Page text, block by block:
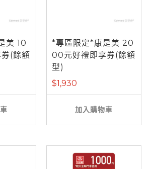
美 10
(餘額
*專區限定*康是美 20
00元好禮即享券(餘額
型)
$1,930
加入購物車